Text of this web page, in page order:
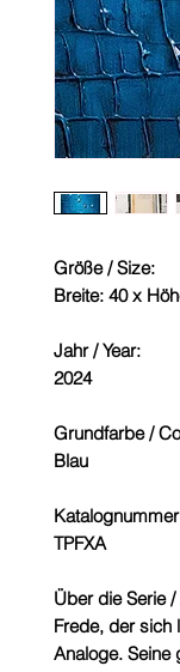
Größe / Size:
Breite: 40 x
Jahr / Year:
2024
Grundfarbe /
Blau
TPFXA
Über die Serie
Frede, der sich
Analoge. Seine